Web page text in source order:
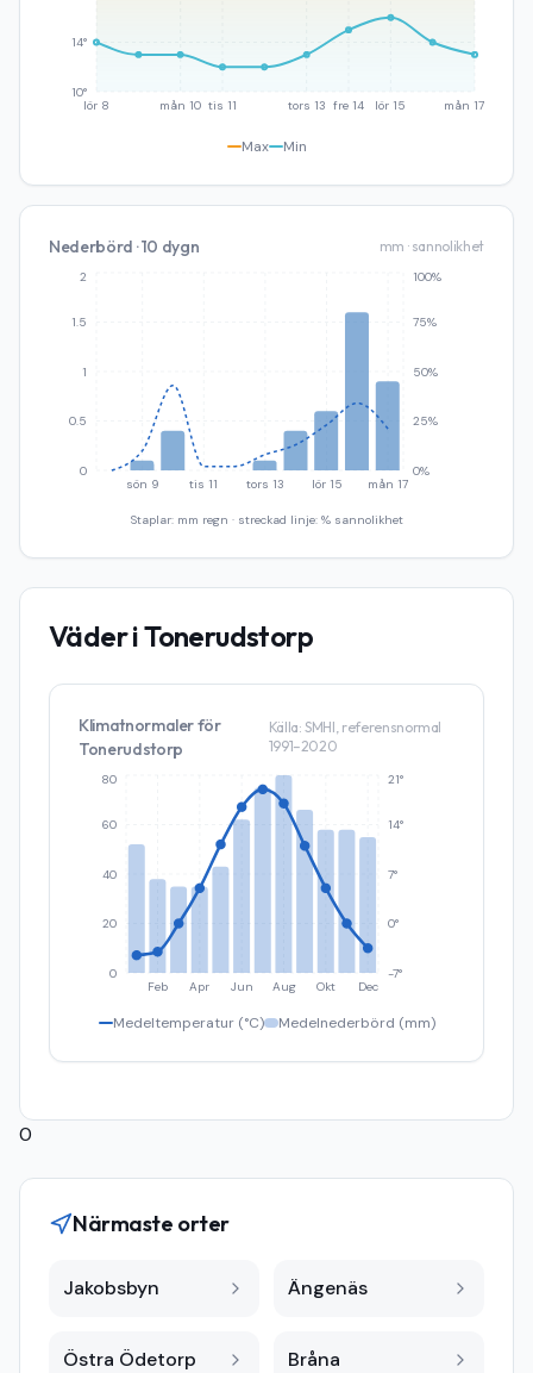
lör 8 mån 10 tis 11 tors 13 fre 14 lör 15 mån 17
10°
14°
Max Min
Nederbörd · 10 dygn mm · sannolikhet
sön 9 tis 11 tors 13 lör 15 mån 17
0
0.5
1
1.5
2
0%
25%
50%
75%
100%
Staplar: mm regn · streckad linje: % sannolikhet
Väder iTonerudstorp
Klimatnormaler för
Tonerudstorp
Källa: SMHI, referensnormal
1991–2020
Feb Apr Jun Aug Okt Dec
0
20
40
60
80
-7°
0°
7°
14°
21°
Medeltemperatur (°C) Medelnederbörd (mm)
0
Närmaste orter
Jakobsbyn Ängenäs
Östra Ödetorp Bråna